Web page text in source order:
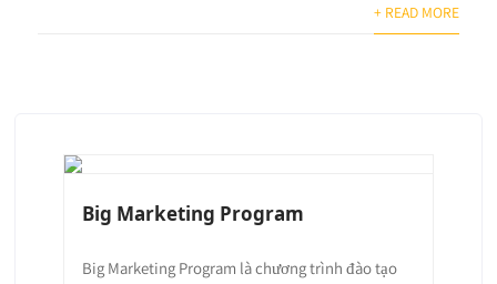
+ READ MORE
Big Marketing Program
Big Marketing Program là chương trình đào tạo